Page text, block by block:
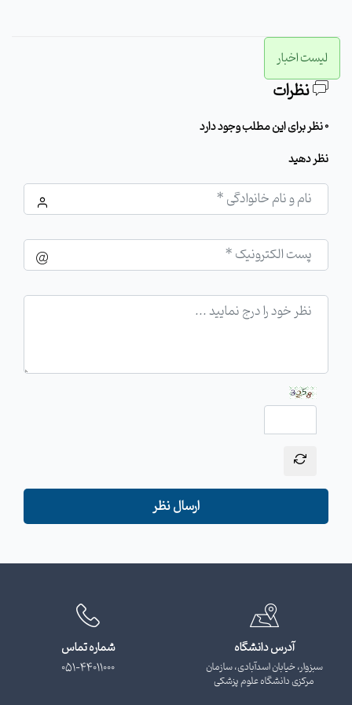
لیست اخبار
نظرات
0 نظر برای این مطلب وجود دارد
نظر دهید
ارسال نظر
آدرس دانشگاه
سبزوار، خیابان اسدآبادی، سازمان
مرکزی دانشگاه علوم پزشکی
شماره تماس
051-44011000